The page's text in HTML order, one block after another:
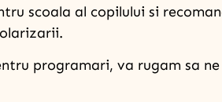
scoala al copilului si
programari, va rugam sa